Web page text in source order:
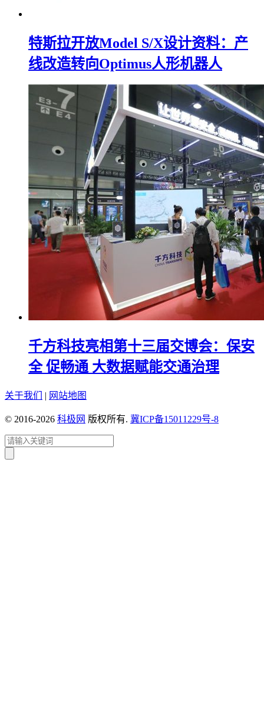
特斯拉开放Model S/X设计资料：产
线改造转向Optimus人形机器人
千方科技亮相第十三届交博会：保安
全 促畅通 大数据赋能交通治理
关于我们 | 网站地图
© 2016-2026 科极网 版权所有. 冀ICP备15011229号-8